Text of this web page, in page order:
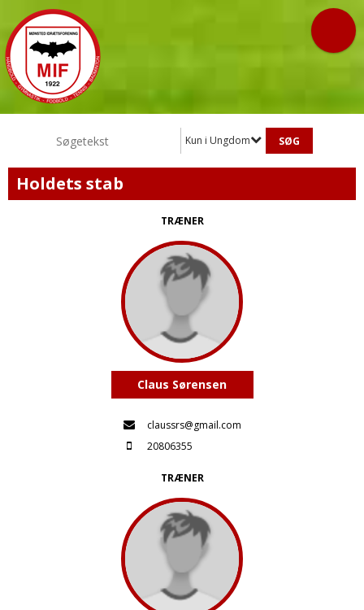
Kun i Ungdom
Holdets stab
TRÆNER
Claus Sørensen
claussrs@gmail.com
20806355
TRÆNER